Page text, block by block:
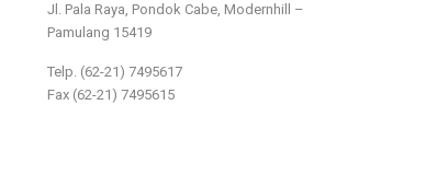
Jl. Pala Raya, Pondok Cabe, Modernhill –
Pamulang 15419
Telp. (62-21) 7495617
Fax (62-21) 7495615